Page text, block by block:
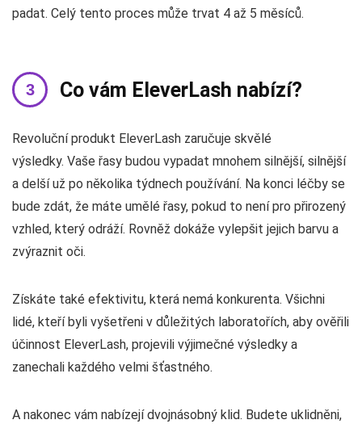
padat. Celý tento proces může trvat 4 až 5 měsíců.
Co vám EleverLash nabízí?
Revoluční produkt EleverLash zaručuje skvělé
výsledky. Vaše řasy budou vypadat mnohem silnější, silnější
a delší už po několika týdnech používání. Na konci léčby se
bude zdát, že máte umělé řasy, pokud to není pro přirozený
vzhled, který odráží. Rovněž dokáže vylepšit jejich barvu a
zvýraznit oči.
Získáte také efektivitu, která nemá konkurenta. Všichni
lidé, kteří byli vyšetřeni v důležitých laboratořích, aby ověřili
účinnost EleverLash, projevili výjimečné výsledky a
zanechali každého velmi šťastného.
A nakonec vám nabízejí dvojnásobný klid. Budete uklidněni,